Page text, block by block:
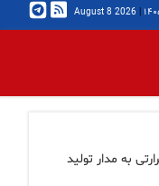
|
2026 August 8